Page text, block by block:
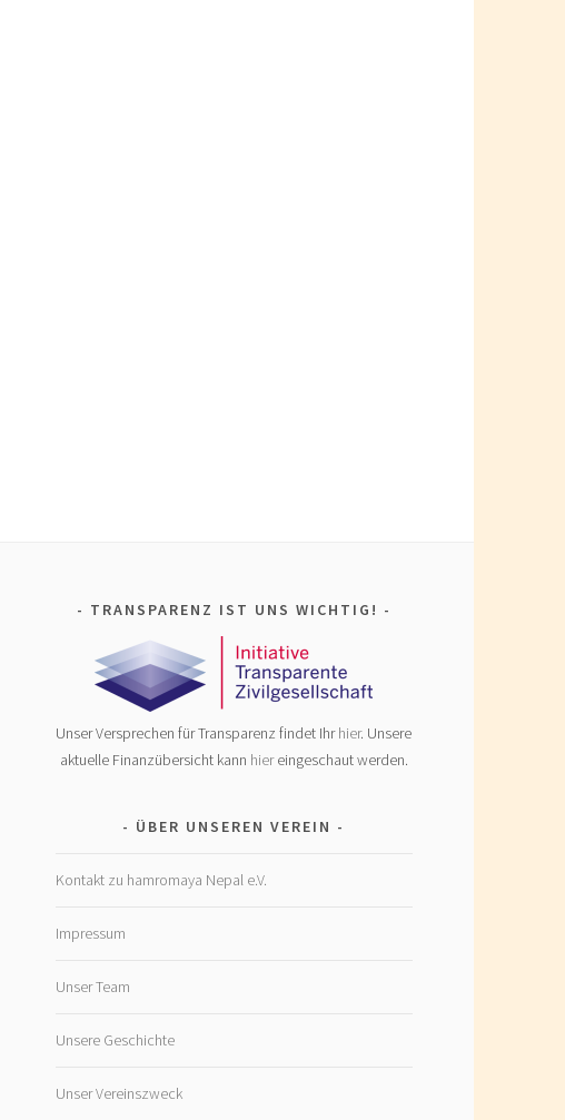
TRANSPARENZ IST UNS WICHTIG!
Unser Versprechen für Transparenz findet Ihrhier. Unsere
aktuelle Finanzübersicht kann hiereingeschaut werden.
ÜBER UNSEREN VEREIN
Kontakt zu hamromaya Nepal e.V.
Impressum
Unser Team
Unsere Geschichte
Unser Vereinszweck